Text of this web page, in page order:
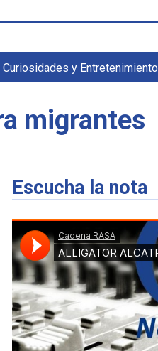
Curiosidades y Entretenimiento
migrantes
Escucha la nota